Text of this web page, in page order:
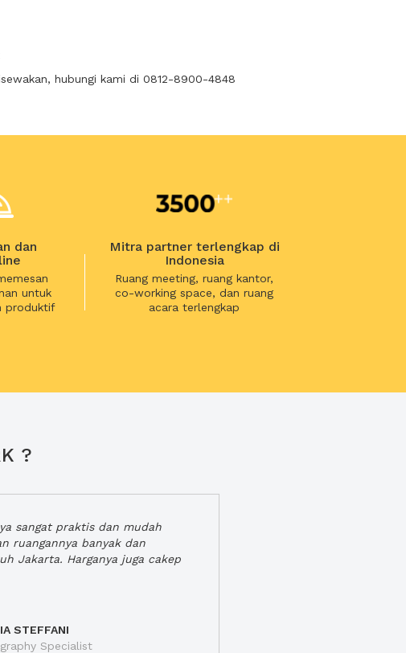
hubungi kami di 0812-8900-4848
dan
untuk
produktif
Mitra partner terlengkap di
Indonesia
Ruang meeting, ruang kantor,
co-working space, dan ruang
acara terlengkap
?
sangat praktis dan mudah
ruangannya banyak dan
Jakarta. Harganya juga cakep
STEFFANI
Specialist